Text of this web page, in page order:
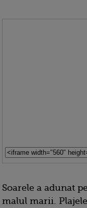
Soarele a adunat
malul marii.